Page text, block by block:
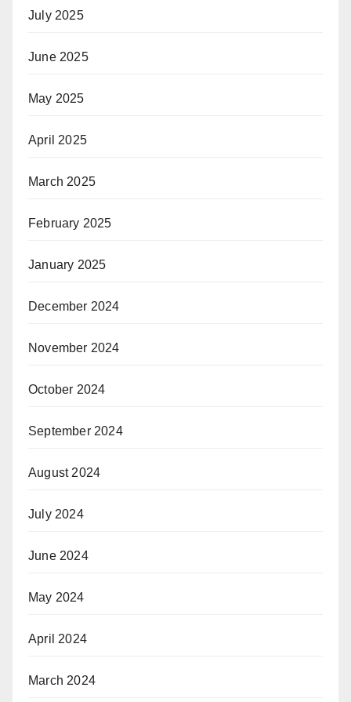
July 2025
June 2025
May 2025
April 2025
March 2025
February 2025
January 2025
December 2024
November 2024
October 2024
September 2024
August 2024
July 2024
June 2024
May 2024
April 2024
March 2024